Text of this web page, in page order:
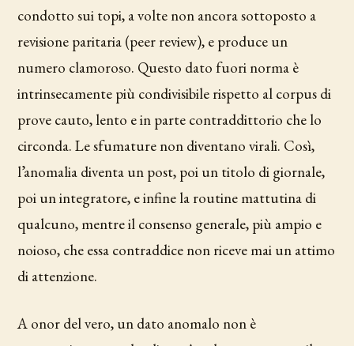
condotto sui topi, a volte non ancora sottoposto a
revisione paritaria (peer review), e produce un
numero clamoroso. Questo dato fuori norma è
intrinsecamente più condivisibile rispetto al corpus di
prove cauto, lento e in parte contraddittorio che lo
circonda. Le sfumature non diventano virali. Così,
l’anomalia diventa un post, poi un titolo di giornale,
poi un integratore, e infine la routine mattutina di
qualcuno, mentre il consenso generale, più ampio e
noioso, che essa contraddice non riceve mai un attimo
di attenzione.
A onor del vero, un dato anomalo non è